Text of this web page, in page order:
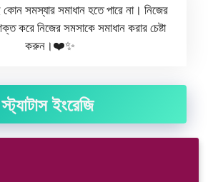
সমস্যার সমাধান হতে পারে না। নিজের
করে নিজের সমসাকে সমাধান করার চেষ্টা
করুন।❤️✨
ইংরেজি